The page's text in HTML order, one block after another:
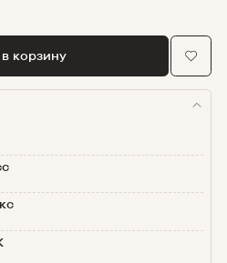
корзину